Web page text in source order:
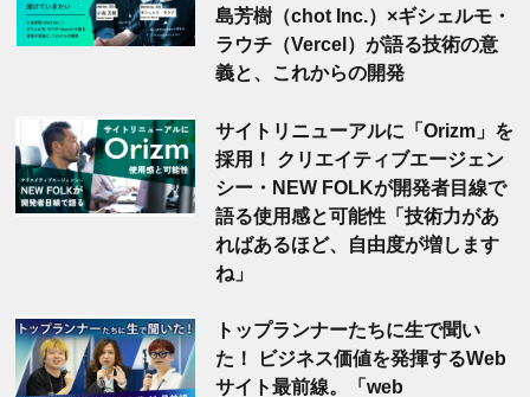
島芳樹（chot Inc.）×ギシェルモ・
ラウチ（Vercel）が語る技術の意
義と、これからの開発
サイトリニューアルに「Orizm」を
採用！ クリエイティブエージェン
シー・NEW FOLKが開発者目線で
語る使用感と可能性「技術力があ
ればあるほど、自由度が増します
ね」
トップランナーたちに生で聞い
た！ ビジネス価値を発揮するWeb
サイト最前線。「web